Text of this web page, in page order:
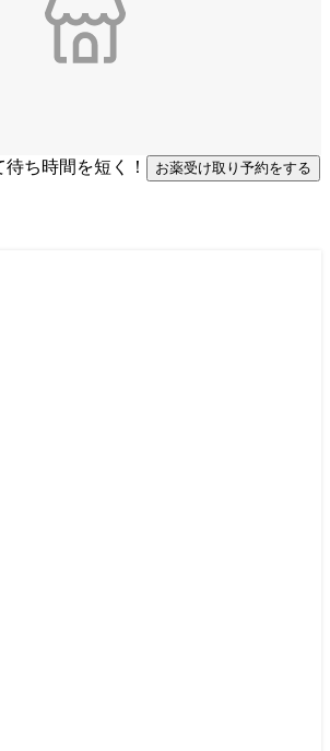
お薬受け取り予約をする